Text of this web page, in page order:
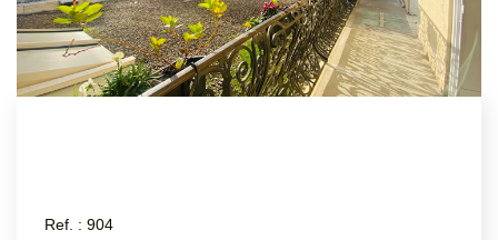
Ref. : 904